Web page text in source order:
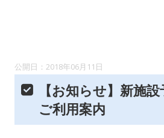
2018年06月11日
【お知らせ】新施
ご利用案内